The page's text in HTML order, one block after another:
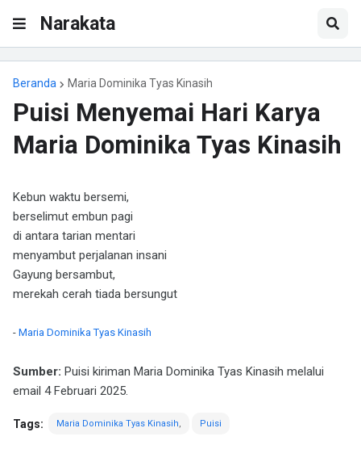
Narakata
Beranda Maria Dominika Tyas Kinasih
Puisi Menyemai Hari Karya
Maria Dominika Tyas Kinasih
Kebun waktu bersemi,
berselimut embun pagi
di antara tarian mentari
menyambut perjalanan insani
Gayung bersambut,
merekah cerah tiada bersungut
- Maria Dominika Tyas Kinasih
Sumber: Puisi kiriman Maria Dominika Tyas Kinasih melalui
email 4 Februari 2025.
Tags: Maria Dominika Tyas Kinasih Puisi